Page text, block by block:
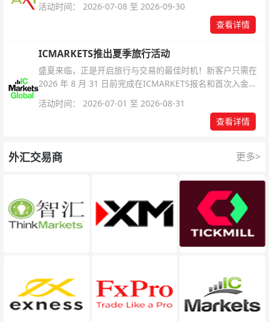
活动时间： 2026-07-08 至 2026-09-30
查看详情
ICMARKETS推出夏季旅行活动
盛夏来临，正是开启旅行与交易的最佳时机！新客户只需在
2026 年 8 月 31 日前完成在ICMARKETS报名和首次入金即
可参与！
活动时间： 2026-07-01 至 2026-08-31
查看详情
外汇交易商 更多>